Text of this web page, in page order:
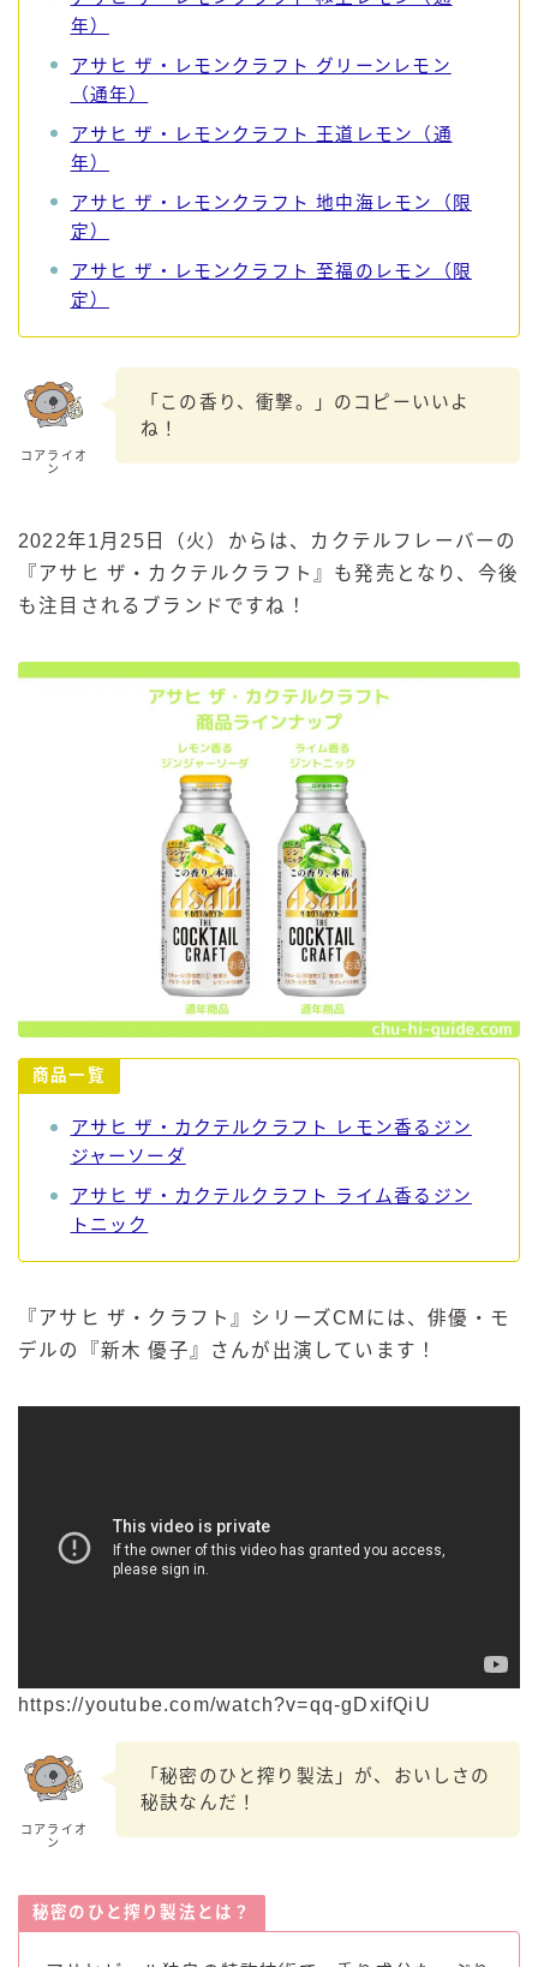
年）
アサヒ ザ・レモンクラフト グリーンレモン
（通年）
アサヒ ザ・レモンクラフト 王道レモン（通
年）
アサヒ ザ・レモンクラフト 地中海レモン（限
定）
アサヒ ザ・レモンクラフト 至福のレモン（限
定）
コアライオ
ン
「この香り、衝撃。」のコピーいいよ
ね！
2022年1月25日（火）からは、カクテルフレーバーの
『アサヒ ザ・カクテルクラフト』も発売となり、今後
も注目されるブランドですね！
商品一覧
アサヒ ザ・カクテルクラフト レモン香るジン
ジャーソーダ
アサヒ ザ・カクテルクラフト ライム香るジン
トニック
『アサヒ ザ・クラフト』シリーズCMには、俳優・モ
デルの『新木 優子』さんが出演しています！
https://youtube.com/watch?v=qq-gDxifQiU
コアライオ
ン
「秘密のひと搾り製法」が、おいしさの
秘訣なんだ！
秘密のひと搾り製法とは？